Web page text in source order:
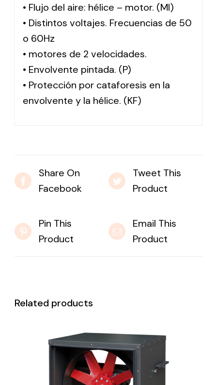
• Flujo del aire: hélice – motor. (MI)
• Distintos voltajes. Frecuencias de 50
o 60Hz
• motores de 2 velocidades.
• Envolvente pintada. (P)
• Protección por cataforesis en la
envolvente y la hélice. (KF)
Share On
Facebook
Tweet This
Product
Pin This
Product
Email This
Product
Related products